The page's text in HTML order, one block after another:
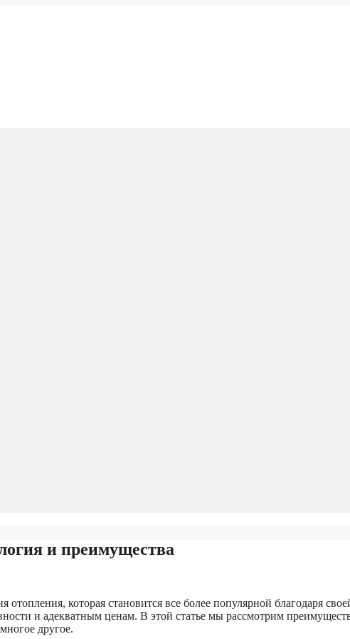
и преимущества
которая становится все более популярной благодаря
и адекватным ценам. В этой статье мы рассмотрим
другое.